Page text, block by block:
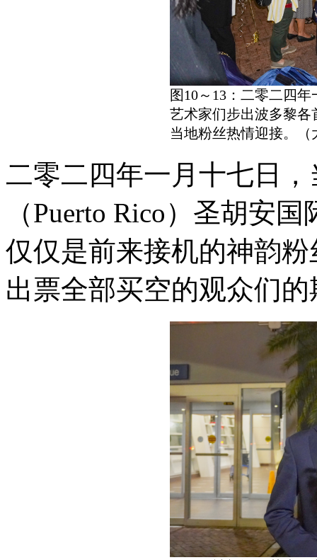
图10～13：二零二四
艺术家们步出波多黎
当地粉丝热情迎接。（
二零二四年一月十七日
（Puerto Rico）圣胡安
仅仅是前来接机的神韵
出票全部买空的观众们的